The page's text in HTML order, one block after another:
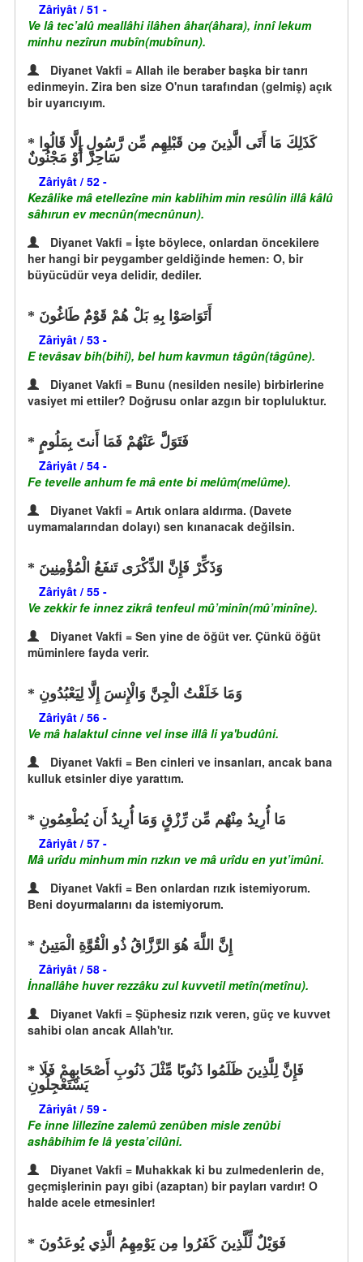
Zâriyât / 51 -
Ve lâ tec’alû meallâhi ilâhen âhar(âhara), innî lekum
minhu nezîrun mubîn(mubînun).
Diyanet Vakfi = Allah ile beraber başka bir tanrı
edinmeyin. Zira ben size O'nun tarafından (gelmiş) açık
bir uyarıcıyım.
سَاحِرٌ أَوْ مَجْنُونٌ
Zâriyât / 52 -
Kezâlike mâ etellezîne min kablihim min resûlin illâ kâlû
sâhırun ev mecnûn(mecnûnun).
Diyanet Vakfi = İşte böylece, onlardan öncekilere
her hangi bir peygamber geldiğinde hemen: O, bir
büyücüdür veya delidir, dediler.
أَتَوَاصَوْا بِهِ بَلْ هُمْ قَوْمٌ طَاغُونَ
Zâriyât / 53 -
E tevâsav bih(bihî), bel hum kavmun tâgûn(tâgûne).
Diyanet Vakfi = Bunu (nesilden nesile) birbirlerine
vasiyet mi ettiler? Doğrusu onlar azgın bir topluluktur.
فَتَوَلَّ عَنْهُمْ فَمَا أَنتَ بِمَلُومٍ
Zâriyât / 54 -
Fe tevelle anhum fe mâ ente bi melûm(melûme).
Diyanet Vakfi = Artık onlara aldırma. (Davete
uymamalarından dolayı) sen kınanacak değilsin.
وَذَكِّرْ فَإِنَّ الذِّكْرَى تَنفَعُ الْمُؤْمِنِينَ
Zâriyât / 55 -
Ve zekkir fe innez zikrâ tenfeul mû’minîn(mû’minîne).
Diyanet Vakfi = Sen yine de öğüt ver. Çünkü öğüt
müminlere fayda verir.
وَمَا خَلَقْتُ الْجِنَّ وَالْإِنسَ إِلَّا لِيَعْبُدُونِ
Zâriyât / 56 -
Ve mâ halaktul cinne vel inse illâ li ya'budûni.
Diyanet Vakfi = Ben cinleri ve insanları, ancak bana
kulluk etsinler diye yarattım.
مَا أُرِيدُ مِنْهُم مِّن رِّزْقٍ وَمَا أُرِيدُ أَن يُطْعِمُونِ
Zâriyât / 57 -
Mâ urîdu minhum min rızkın ve mâ urîdu en yut’imûni.
Diyanet Vakfi = Ben onlardan rızık istemiyorum.
Beni doyurmalarını da istemiyorum.
إِنَّ اللَّهَ هُوَ الرَّزَّاقُ ذُو الْقُوَّةِ الْمَتِينُ
Zâriyât / 58 -
İnnallâhe huver rezzâku zul kuvvetil metîn(metînu).
Diyanet Vakfi = Şüphesiz rızık veren, güç ve kuvvet
sahibi olan ancak Allah'tır.
يَسْتَعْجِلُونِ
Zâriyât / 59 -
Fe inne lillezîne zalemû zenûben misle zenûbi
ashâbihim fe lâ yesta’cilûni.
Diyanet Vakfi = Muhakkak ki bu zulmedenlerin de,
geçmişlerinin payı gibi (azaptan) bir payları vardır! O
halde acele etmesinler!
فَوَيْلٌ لِّلَّذِينَ كَفَرُوا مِن يَوْمِهِمُ الَّذِي يُوعَدُونَ